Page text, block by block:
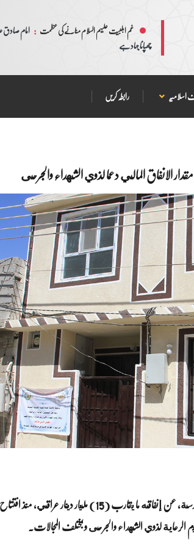
غم اہلبیت علیہم السلام منانے کی عظمت : امام صادق
چھپانا جہاد ہے
اسلامیہ رابطہ کریں
المالي دعما لذوي الشهداء والجرحى
كشف قسم رعاية ذوي الشهداء والجرحى في العتبة الحسينية المقدسة، عن إنفاقه ما يقارب (15)